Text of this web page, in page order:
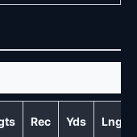
Rec Yds Lng